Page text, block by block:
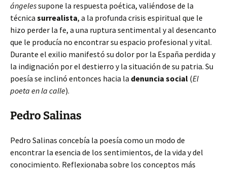
ángelessupone la respuesta poética, valiéndose de la
técnica surrealista, a la profunda crisis espiritual que le
hizo perder la fe, a una ruptura sentimental y al desencanto
que le producía no encontrar su espacio profesional y vital.
Durante el exilio manifestó su dolor por la España perdida y
la indignación por el destierro y la situación de su patria. Su
poesía se inclinó entonces hacia la denuncia social (El
poeta en la calle).
Pedro Salinas
Pedro Salinas concebía la poesía como un modo de
encontrar la esencia de los sentimientos, de la vida y del
conocimiento. Reflexionaba sobre los conceptos más